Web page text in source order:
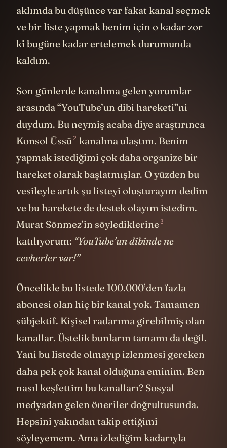
aklımda bu düşünce var fakat kanal seçmek
ve bir liste yapmak benim için o kadar zor
ki bugüne kadar ertelemek durumunda
kaldım.
Son günlerde kanalıma gelen yorumlar
arasında “YouTube’un dibi hareketi”ni
duydum. Bu neymiş acaba diye araştırınca
Konsol Üssü 2 kanalına ulaştım. Benim
yapmak istediğimi çok daha organize bir
hareket olarak başlatmışlar. O yüzden bu
vesileyle artık şu listeyi oluşturayım dedim
ve bu harekete de destek olayım istedim.
Murat Sönmez’in söylediklerine 3
katılıyorum: “YouTube’un dibinde ne
cevherler var!”
Öncelikle bu listede 100.000’den fazla
abonesi olan hiç bir kanal yok. Tamamen
sübjektif. Kişisel radarıma girebilmiş olan
kanallar. Üstelik bunların tamamı da değil.
Yani bu listede olmayıp izlenmesi gereken
daha pek çok kanal olduğuna eminim. Ben
nasıl keşfettim bu kanalları? Sosyal
medyadan gelen öneriler doğrultusunda.
Hepsini yakından takip ettiğimi
söyleyemem. Ama izlediğim kadarıyla